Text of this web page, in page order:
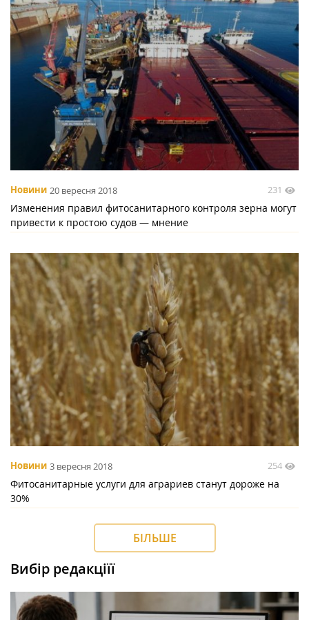
Новини 20 вересня 2018 231
Изменения правил фитосанитарного контроля зерна могут
привести к простою судов — мнение
Новини 3 вересня 2018 254
Фитосанитарные услуги для аграриев станут дороже на
30%
БІЛЬШЕ
Вибір редакціїї